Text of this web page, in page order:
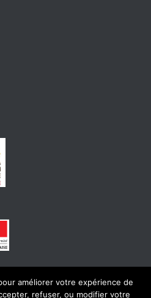
améliorer votre expérience de
refuser, ou modifier votre